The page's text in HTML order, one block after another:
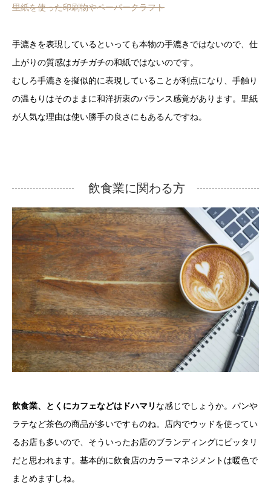
里紙を使った印刷物やペーパークラフト
手漉きを表現しているといっても本物の手漉きではないので、仕
上がりの質感はガチガチの和紙ではないのです。
むしろ手漉きを擬似的に表現していることが利点になり、手触り
の温もりはそのままに和洋折衷のバランス感覚があります。里紙
が人気な理由は使い勝手の良さにもあるんですね。
飲食業に関わる方
飲食業、とくにカフェなどはドハマリ な感じでしょうか。パンや
ラテなど茶色の商品が多いですものね。店内でウッドを使ってい
るお店も多いので、そういったお店のブランディングにピッタリ
だと思われます。基本的に飲食店のカラーマネジメントは暖色で
まとめますしね。